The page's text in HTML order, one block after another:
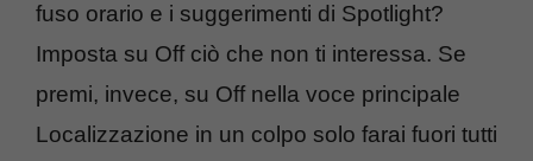
fuso orario e i suggerimenti di Spotlight?
Imposta su Off ciò che non ti interessa. Se
premi, invece, su Off nella voce principale
Localizzazione in un colpo solo farai fuori tutti